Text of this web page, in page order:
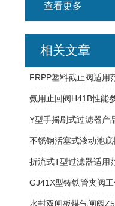
查看更多
相关文章
FRPP塑料截止阀适用
氨用止回阀H41B性能
Y型手摇刷式过滤器产
不锈钢活塞式液动池
折流式T型过滤器适用
GJ41X型铸铁管夹阀
水封双闸板煤气闸阀